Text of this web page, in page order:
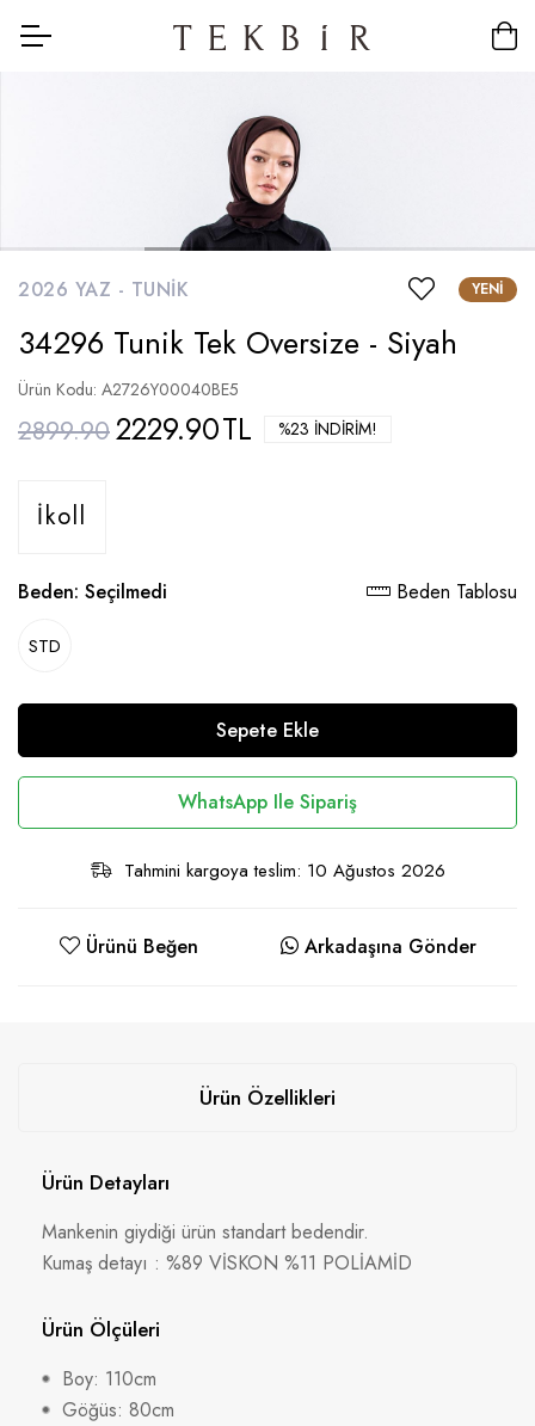
2026 YAZ - TUNIK YENI
34296 Tunik Tek Oversize - Siyah
Ürün Kodu: A2726Y00040BE5
2899.902229.90TL %23 İNDIRIM!
İkoll
Beden: Seçilmedi Beden Tablosu
STD
Sepete Ekle
WhatsApp Ile Sipariş
Tahmini kargoya teslim: 10 Ağustos 2026
Ürünü Beğen Arkadaşına Gönder
Ürün Özellikleri
Ürün Detayları
Mankenin giydiği ürün standart bedendir.
Kumaş detayı : %89 VİSKON %11 POLİAMİD
Ürün Ölçüleri
Boy: 110cm
Göğüs: 80cm